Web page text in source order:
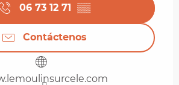
06 73 12 71 ▒▒
Contáctenos